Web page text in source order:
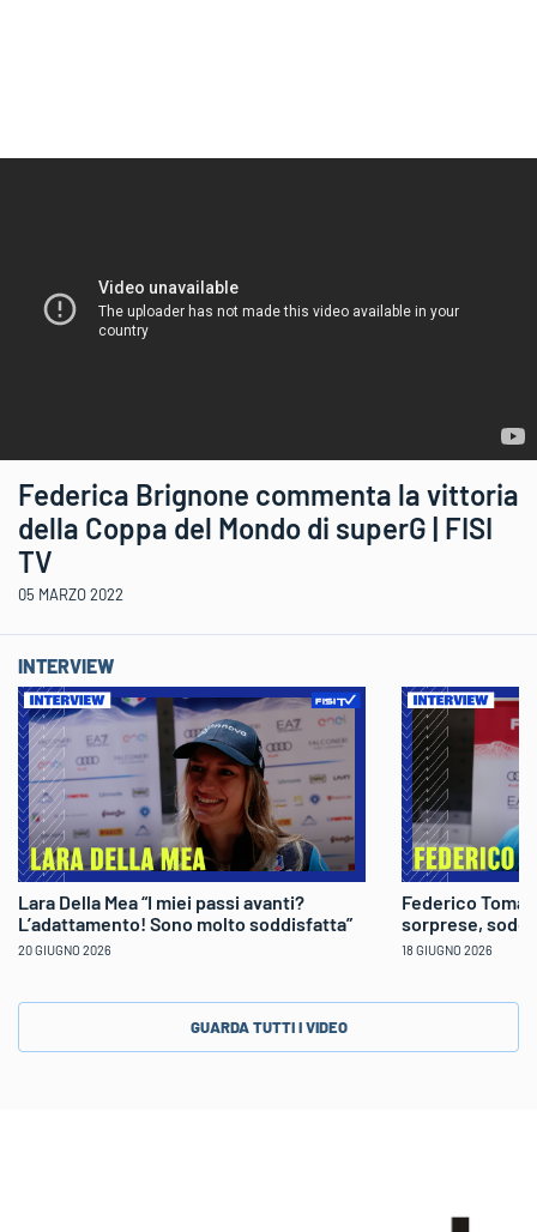
Federica Brignone commenta la vittoria
della Coppa del Mondo di superG | FISI
TV
05 MARZO 2022
INTERVIEW
Lara Della Mea “I miei passi avanti?
L’adattamento! Sono molto soddisfatta”
20 GIUGNO 2026
Federico
sorprese,
18 GIUGNO 2026
GUARDA TUTTI I VIDEO